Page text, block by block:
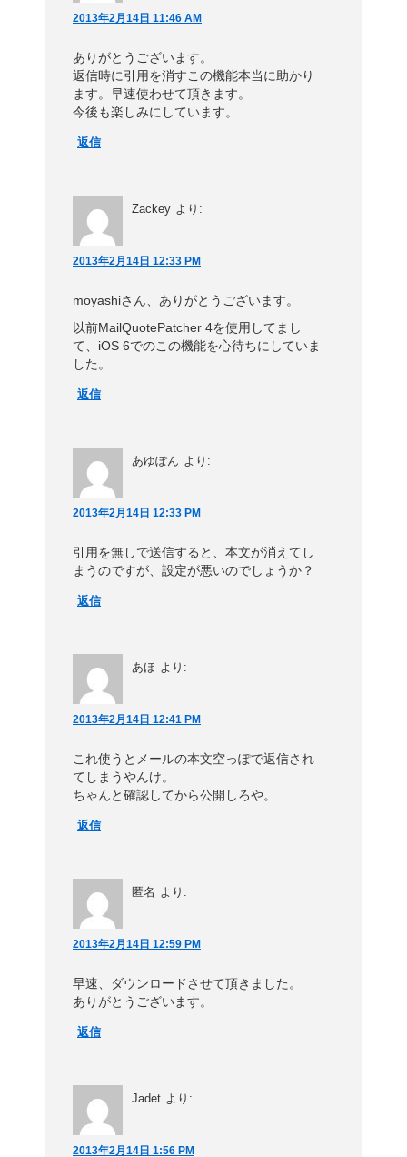
2013年2月14日 11:46 AM
ありがとうございます。
返信時に引用を消すこの機能本当に助かり
ます。早速使わせて頂きます。
今後も楽しみにしています。
返信
Zackey より:
2013年2月14日 12:33 PM
moyashiさん、ありがとうございます。
以前MailQuotePatcher 4を使用してまし
て、iOS 6でのこの機能を心待ちにしていま
した。
返信
あゆぽん より:
2013年2月14日 12:33 PM
引用を無しで送信すると、本文が消えてし
まうのですが、設定が悪いのでしょうか？
返信
あほ より:
2013年2月14日 12:41 PM
これ使うとメールの本文空っぽで返信され
てしまうやんけ。
ちゃんと確認してから公開しろや。
返信
匿名 より:
2013年2月14日 12:59 PM
早速、ダウンロードさせて頂きました。
ありがとうございます。
返信
Jadet より:
2013年2月14日 1:56 PM